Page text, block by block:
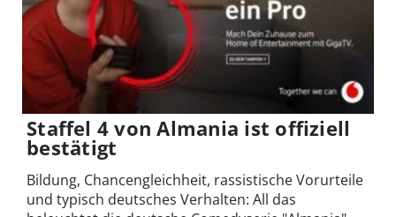
Staffel 4 von Almania ist offiziell
bestätigt
Bildung, Chancengleichheit, rassistische Vorurteile
und typisch deutsches Verhalten: All das